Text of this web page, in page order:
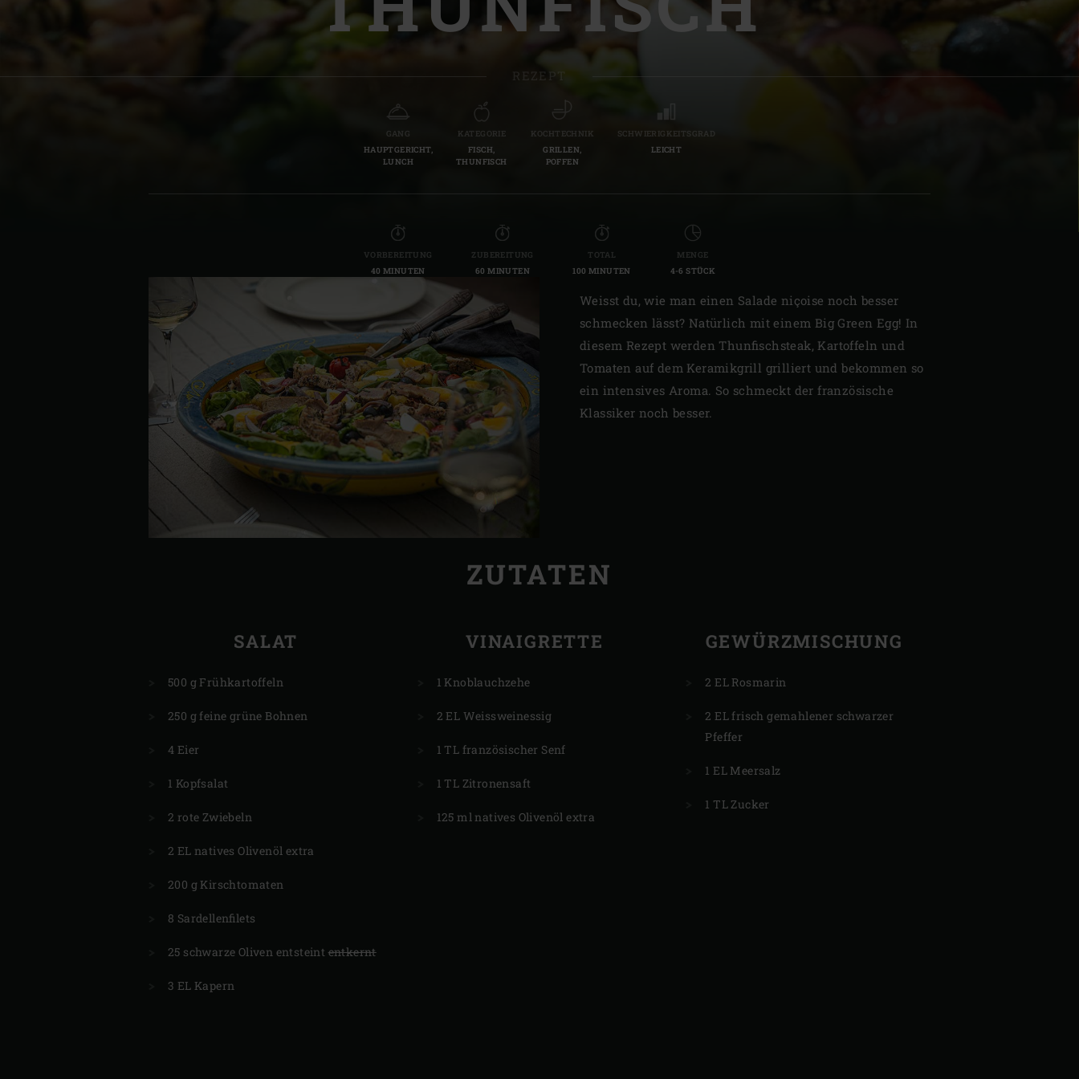
Greece | Ελλάδα
Slovenia | Slovenija
Spain | España
Switzerland (French) | Schweiz (Français)
REZEPT
GANG
HAUPTGERICHT,
LUNCH
KATEGORIE
FISCH,
THUNFISCH
KOCHTECHNIK
GRILLEN,
POFFEN
SCHWIERIGKEITSGRAD
LEICHT
VORBEREITUNG
40 MINUTEN
ZUBEREITUNG
60 MINUTEN
TOTAL
100 MINUTEN
MENGE
4-6 STÜCK
Weisst du, wie man einen Salade niçoise noch besser
schmecken lässt? Natürlich mit einem Big Green Egg! In
diesem Rezept werden Thunfischsteak, Kartoffeln und
Tomaten auf dem Keramikgrill grilliert und bekommen so
ein intensives Aroma. So schmeckt der französische
Klassiker noch besser.
ZUTATEN
SALAT
500 g Frühkartoffeln
250 g feine grüne Bohnen
4 Eier
1 Kopfsalat
2 rote Zwiebeln
2 EL natives Olivenöl extra
200 g Kirschtomaten
8 Sardellenfilets
25 schwarze Oliven entsteint entkernt
3 EL Kapern
VINAIGRETTE
1 Knoblauchzehe
2 EL Weissweinessig
1 TL französischer Senf
1 TL Zitronensaft
125 ml natives Olivenöl extra
GEWÜRZMISCHUNG
2 EL Rosmarin
2 EL frisch gemahlener schwarzer
Pfeffer
1 EL Meersalz
1 TL Zucker